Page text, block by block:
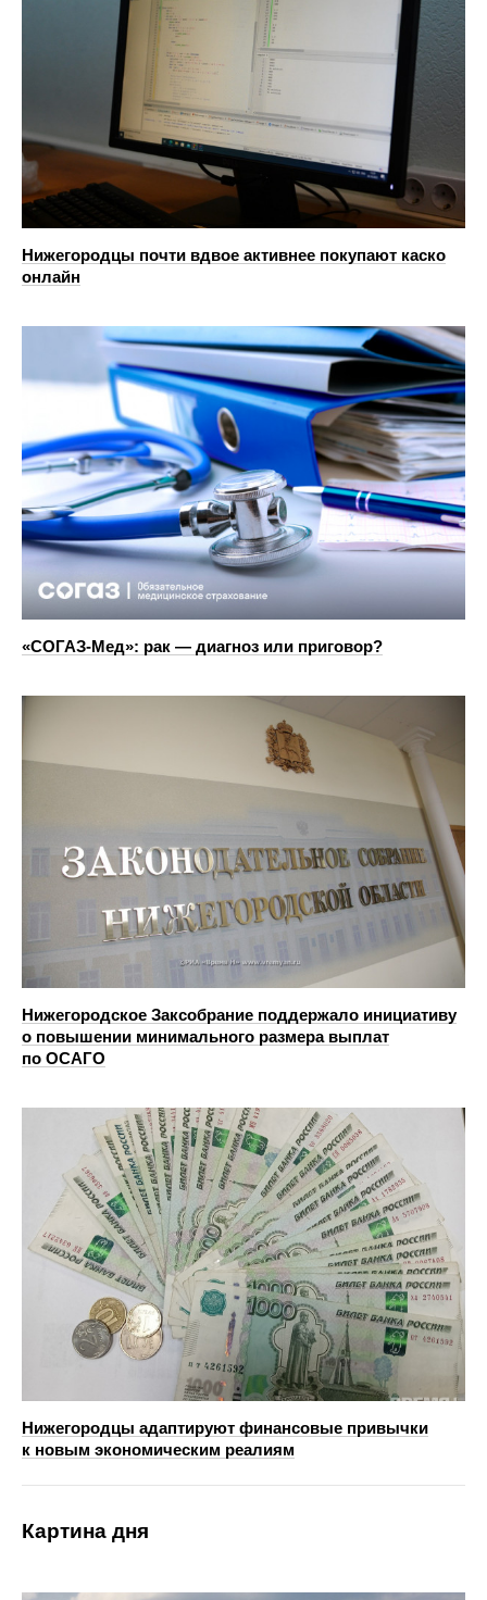
Нижегородцы почти вдвое активнее покупают каско
онлайн
«СОГАЗ-Мед»: рак — диагноз или приговор?
Нижегородское Заксобрание поддержало инициативу
о повышении минимального размера выплат
по ОСАГО
Нижегородцы адаптируют финансовые привычки
к новым экономическим реалиям
Картина дня